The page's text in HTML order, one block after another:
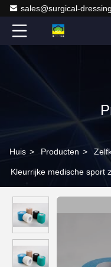
sales@surgical-
Huis > Producten >
Kleurrijke medische sport